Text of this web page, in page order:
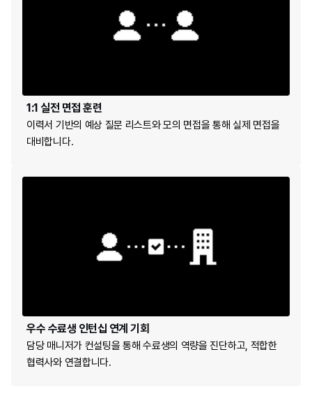
1:1 실전 면접 훈련
이력서 기반의 예상 질문 리스트와 모의 면접을 통해 실제 면접을
대비합니다.
우수 수료생 인턴십 연계 기회
담당 매니저가 컨설팅을 통해 수료생의 역량을 진단하고, 적합한
협력사와 연결합니다.